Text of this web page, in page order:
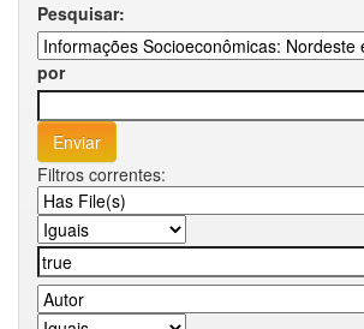
Pesquisar:
por
Filtros correntes: